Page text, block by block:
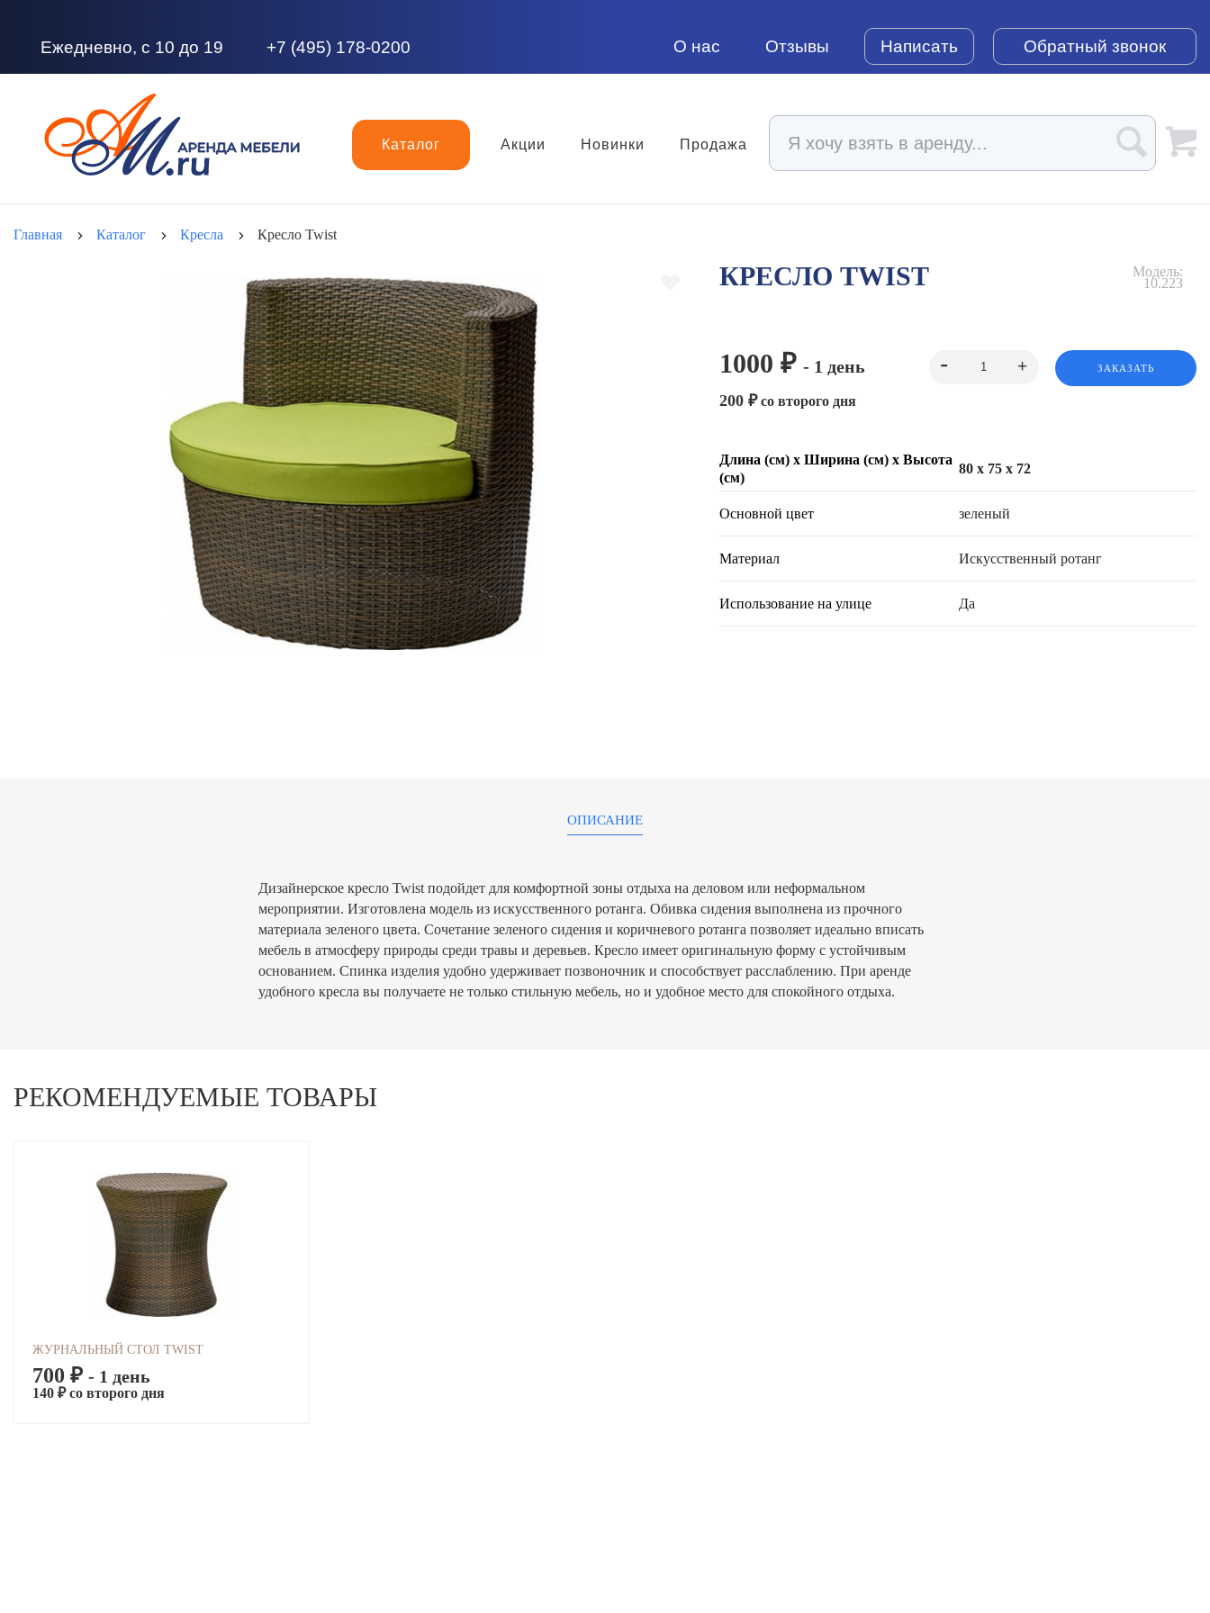
Ежедневно, с 10 до 19 +7 (495) 178-0200 О нас Отзывы Написать Обратный звонок
Каталог Акции Новинки Продажа
Главная Каталог Кресла Кресло Twist
Модель:
10.223
КРЕСЛО TWIST
1000 ₽ - 1 день
200 ₽со второго дня
ЗАКАЗАТЬ
Длина (см) х Ширина (см) х Высота
(см)
80 x 75 x 72
Основной цвет зеленый
Материал Искусственный ротанг
Использование на улице Да
ОПИСАНИЕ
Дизайнерское кресло Twist подойдет для комфортной зоны отдыха на деловом или неформальном
мероприятии. Изготовлена модель из искусственного ротанга. Обивка сидения выполнена из прочного
материала зеленого цвета. Сочетание зеленого сидения и коричневого ротанга позволяет идеально вписать
мебель в атмосферу природы среди травы и деревьев. Кресло имеет оригинальную форму с устойчивым
основанием. Спинка изделия удобно удерживает позвоночник и способствует расслаблению. При аренде
удобного кресла вы получаете не только стильную мебель, но и удобное место для спокойного отдыха.
РЕКОМЕНДУЕМЫЕ ТОВАРЫ
ЖУРНАЛЬНЫЙ СТОЛ TWIST
700 ₽ - 1 день
140 ₽ со второго дня